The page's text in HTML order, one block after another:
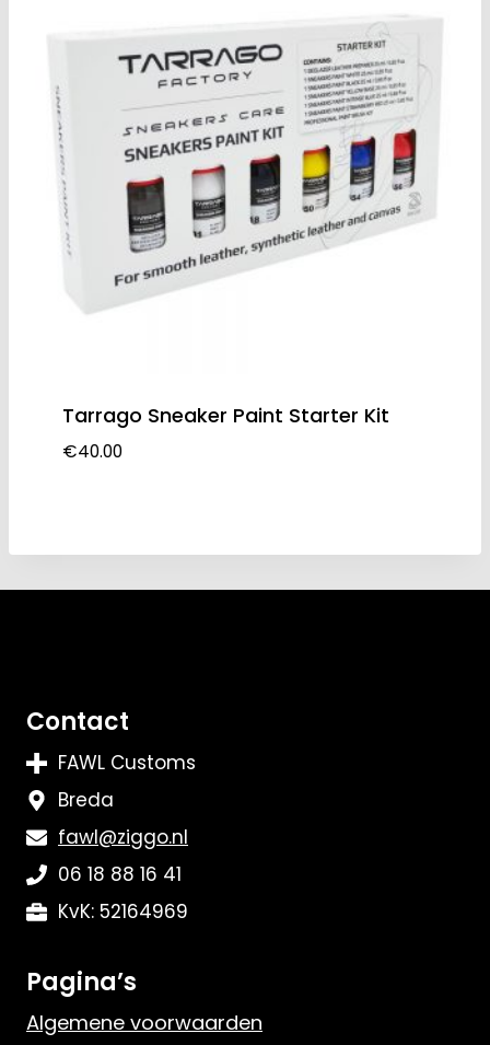
Tarrago Sneaker Paint Starter Kit
€40.00
Contact
FAWL Customs
Breda
fawl@ziggo.nl
06 18 88 16 41
KvK: 52164969
Pagina’s
Algemene voorwaarden